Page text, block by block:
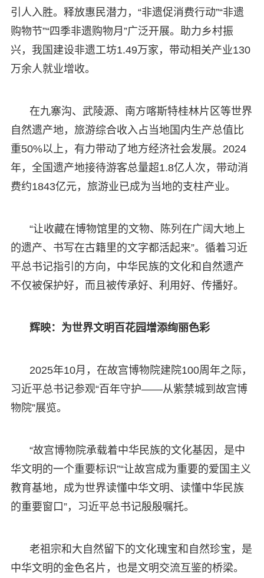
引人入胜。释放惠民潜力，“非遗促消费行动”“非遗
购物节”“四季非遗购物月”广泛开展。助力乡村振
兴，我国建设非遗工坊1.49万家，带动相关产业130
万余人就业增收。
在九寨沟、武陵源、南方喀斯特桂林片区等世界
自然遗产地，旅游综合收入占当地国内生产总值比
重50%以上，有力带动了地方经济社会发展。2024
年，全国遗产地接待游客总量超1.8亿人次，带动消
费约1843亿元，旅游业已成为当地的支柱产业。
“让收藏在博物馆里的文物、陈列在广阔大地上
的遗产、书写在古籍里的文字都活起来”。循着习近
平总书记指引的方向，中华民族的文化和自然遗产
不仅被保护好，而且被传承好、利用好、传播好。
辉映：为世界文明百花园增添绚丽色彩
2025年10月，在故宫博物院建院100周年之际，
习近平总书记参观“百年守护——从紫禁城到故宫博
物院”展览。
“故宫博物院承载着中华民族的文化基因，是中
华文明的一个重要标识”“让故宫成为重要的爱国主义
教育基地，成为世界读懂中华文明、读懂中华民族
的重要窗口”，习近平总书记殷殷嘱托。
老祖宗和大自然留下的文化瑰宝和自然珍宝，是
中华文明的金色名片，也是文明交流互鉴的桥梁。